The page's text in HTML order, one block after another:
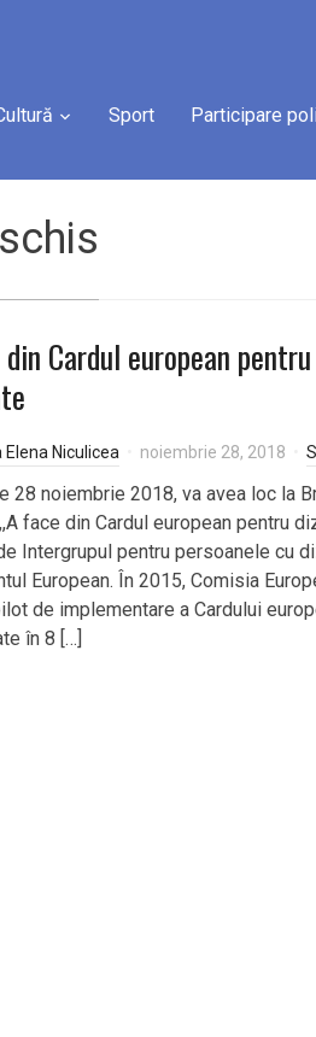
Sport Participare
Cardul european
Elena Niculicea noiembrie 28, 2018
28 noiembrie 2018, va avea loc la
face din Cardul european pentru
Intergrupul pentru persoanele cu
European. În 2015, Comisia
de implementare a Cardului
în 8 […]